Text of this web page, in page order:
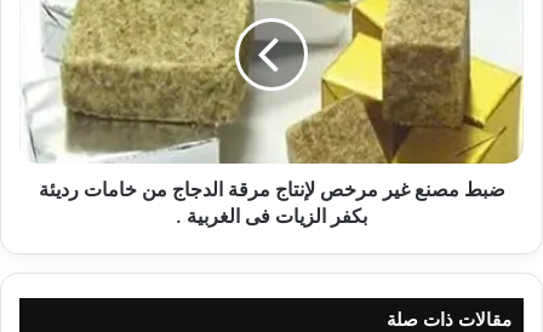
لإنتاج
مرقة
الدجاج
من
خامات
رديئةضبط مصنع غير مرخص لإنتاج مرقة الدجاج من خامات رديئة
بكفر الزيات فى الغربية .
مقالات ذات صلة